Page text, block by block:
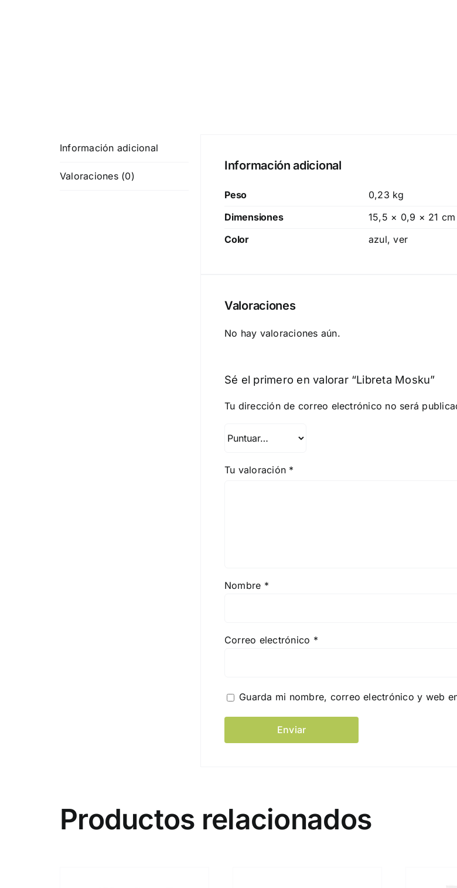
Información adicional
Valoraciones (0)
Información adicional
Peso
0,23 kg
Dimensiones
15,5 × 0,9 × 21 cm
Color
azul, ver
Valoraciones
No hay valoraciones aún.
Sé el primero en valorar “Libreta Mosku”
Tu dirección de correo electrónico no será
Tu valoración *
Nombre *
Correo electrónico *
Guarda mi nombre, correo electrónico y web
Productos relacionados